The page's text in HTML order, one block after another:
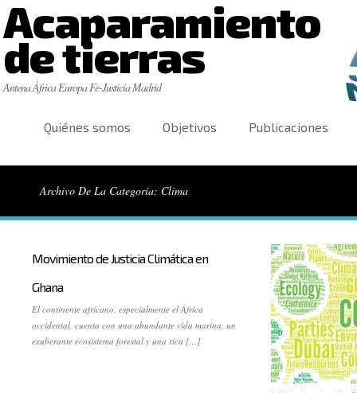
Acaparamiento
de tierras
Antena África Europa Fe-Justicia Madrid
Quiénes somos Objetivos Publicaciones
Archivo De La Categoría: Clima
Movimiento de Justicia Climática en
Ghana
El continente africano, especialmente el África
occidental, cuenta con una abundante vida marina, un
exuberante ecosistema forestal y una rica […]